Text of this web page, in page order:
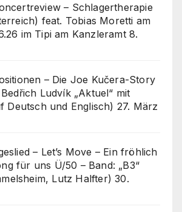
– Schlagertherapie
feat. Tobias Moretti am
im Tipi am Kanzleramt 8.
– Die Joe Kučera-Story
Ludvík „Aktuel“ mit
Deutsch und Englisch) 27. März
– Let’s Move – Ein fröhlich
für uns Ü/50 – Band: „B3“
Lutz Halfter) 30.